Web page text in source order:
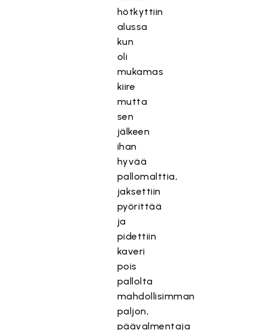
hötkyttiin
alussa
kun
oli
mukamas
kiire
mutta
sen
jälkeen
ihan
hyvää
pallomalttia,
jaksettiin
pyörittää
ja
pidettiin
kaveri
pois
pallolta
mahdollisimman
paljon,
päävalmentaja